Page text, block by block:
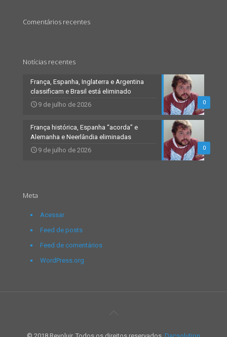
Comentários recentes
Notícias recentes
0
França, Espanha, Inglaterra e Argentina
classificam e Brasil está eliminado
9 de julho de 2026
0
França histórica, Espanha “acorda” e
Alemanha e Neerlândia eliminadas
9 de julho de 2026
Meta
Acessar
Feed de posts
Feed de comentários
WordPress.org